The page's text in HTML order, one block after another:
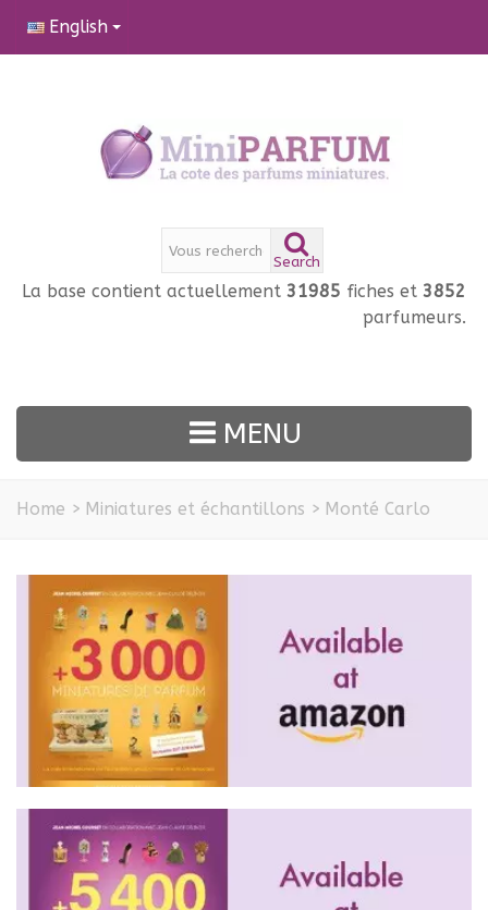
English
Search
La base contient actuellement 31985 fiches et 3852
parfumeurs.
MENU
Home > Miniatures et échantillons > Monté Carlo